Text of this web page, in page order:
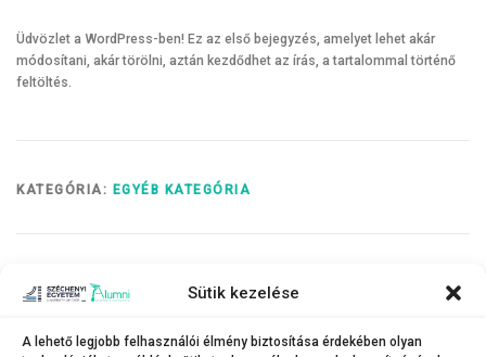
Sütik kezelése
A lehető legjobb felhasználói élmény biztosítása érdekében olyan
SZOLGÁLTATÁSOK ÉVFOLYAMOK
Üdvözlet a WordPress-ben! Ez az első bejegyzés, amelyet lehet akár
módosítani, akár törölni, aztán kezdődhet az írás, a tartalommal történő
feltöltés.
KATEGÓRIA: EGYÉB KATEGÓRIA
VÉLEMÉNY, HOZZÁSZÓLÁS?
Hozzászólás küldéséhezbe kell jelentkezni.